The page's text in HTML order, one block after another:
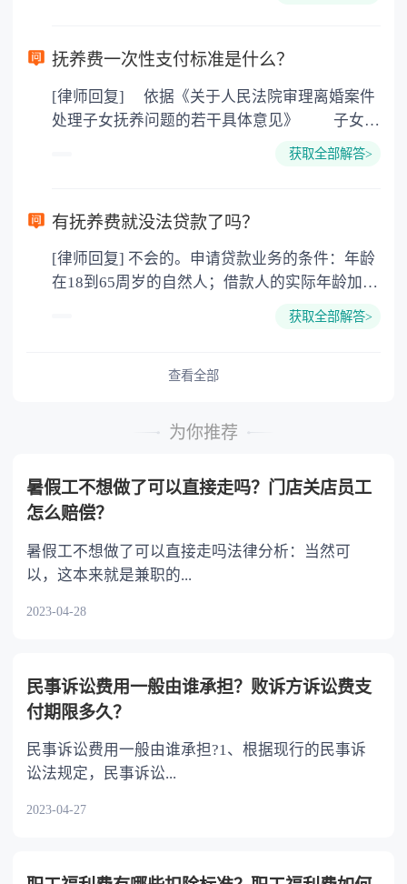
费的基础已经不存在或发生很大改变，再依据当
年人基本的生活要求，不能保障未成年子女正常
的生活和学习。因此，法律和司法解释规定未成
年子女有权基于法定情形，向抚养义务人要求增
抚养费一次性支付标准是什么？
[律师回复] 依据《关于人民法院审理离婚案件
处理子女抚养问题的若干具体意见》 子女抚
育费的数额，可根据子女的实际需要、父母双方
之二十至三十的比例给付。负担两个以上子女抚
收入的百分之五十。 无固定收入的，抚育费
的数额可依据当年总收入或同行业平均收入，参
获取全部解答>
有抚养费就没法贷款了吗？
[律师回复] 不会的。申请贷款业务的条件：年龄
在18到65周岁的自然人；借款人的实际年龄加贷
款申请期限不应超过70岁；具有稳定职业、稳定
获取全部解答>
查看全部
为你推荐
暑假工不想做了可以直接走吗？门店关店员工
怎么赔偿？
暑假工不想做了可以直接走吗法律分析：当然可
以，这本来就是兼职的...
2023-04-28
民事诉讼费用一般由谁承担？败诉方诉讼费支
付期限多久？
民事诉讼费用一般由谁承担?1、根据现行的民事诉
讼法规定，民事诉讼...
2023-04-27